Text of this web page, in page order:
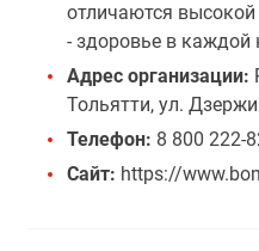
отличаются
- здоровье в каждой
Адрес организации:
Тольятти, ул.
Телефон: 8 800 222-
Сайт: https://